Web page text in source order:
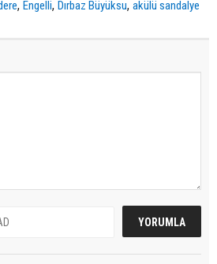
,Engelli,Dırbaz Büyüksu,akülü sandalye